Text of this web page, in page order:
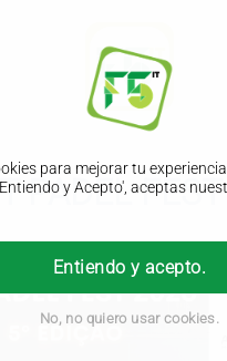
para mejorar tu
y Acepto', aceptas
Entiendo y acepto.
No, no quiero usar cookies.
PADEL